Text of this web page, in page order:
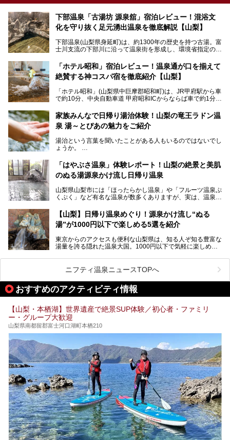
下部温泉「古湯坊 源泉舘」宿泊レビュー！混浴文
化を守り抜く足元湧出温泉を徹底解説【山梨】
下部温泉(山梨県身延町)は、約1300年の歴史を持つ古湯。富
士川支流の下部川に沿って温泉街を形成し、環境省指定の国
中でも「古湯坊 源泉舘」は、戦国時代に武田信玄公も療養
したと伝えられる名湯の宿。最大の特徴は、令和の現代にお
いても混浴文化が守られ、老若男女の分け隔て一切無く温泉
向にありますが、「古湯坊 源泉舘」では本来あるべき混浴
の姿が保たれている点に注目すべきでしょう。
今回は足元湧出の混浴温泉である「かくし湯大岩風呂」をは
じめ、湯治棟である「別館神泉」を中心に「古湯坊 源泉
舘」の全貌を徹底紹介します。
「ホテル昭和」宿泊レビュー！温泉通が口を揃えて
絶賛する神コスパ宿を徹底紹介【山梨】
「ホテル昭和」(山梨県中巨摩郡昭和町)は、JR甲府駅から車
で約10分、中央自動車道 甲府昭和ICからならば車で約1分の
から、一人泊でも6,000円台から宿泊可能です。
しかし、最大の魅力は“温泉そのもの”でしょう。自家源泉を
統の単純温泉は、入浴すると実にサッパリ爽快。日帰り入浴
不可なこともあり、全国の温泉ファンがこの温泉を求めて
では循環濾過の沸かし湯が一般的ですが、ここは本物の極上
温泉。まさに価格破壊と言えるクオリティです。
室や無料朝食などをご紹介。温泉通が口を揃えて絶賛する神
コスパ宿の全貌を徹底解説します！
家族みんなで日帰り湯治体験！山梨の竜王ラドン温
泉 湯～とぴあの魅力をご紹介
湯治という言葉を聞いたことがある人もいるのではないでし
ょうか。
なかなか体験できない、湯治体験が日帰りでできる温浴施設
が山梨にあります。
ぴあ」の魅力をご紹介します。
提供元：株式会社湯ーとぴあ【PR】
この記事は株式会社湯ーとぴあのPRレポート記事です。
「はやぶさ温泉」体験レポート！山梨の絶景と美肌
のぬる湯源泉かけ流し日帰り温泉
山梨県山梨市には「ほったらかし温泉」や「フルーツ温泉ぷ
くぷく」など有名な温泉が数多くありますが、実は、温泉マ
です。今回紹介する「はやぶさ温泉」も、そのひとつ。温泉
はもちろん、絶景や地元食材を活かしたグルメも堪能できま
す。
します。
【山梨】日帰り温泉めぐり！源泉かけ流し“ぬる
湯”が1000円以下で楽しめる5選を紹介
東京からのアクセスも便利な山梨県は、知る人ぞ知る豊富な
湯量を誇る隠れた温泉大国。1000円以下で気軽に楽しめ
も、これからの季節に嬉しい、じんわりと体の芯まで温ま
る“ぬる湯”が豊富なのも魅力。今回は、湯質も抜群で心ゆく
までリラックスできる山梨のお得な日帰り温泉を、実際体験
した感想と共に紹介します。
※ぬる湯とは35℃～39℃程度の体温に近いぬるめ温泉のこ
ニフティ温泉ニュースTOPへ
おすすめのアクティビティ情報
【山梨・本栖湖】世界遺産で絶景SUP体験／初心者・ファミリ
ー・グループ大歓迎
山梨県南都留郡富士河口湖町本栖210